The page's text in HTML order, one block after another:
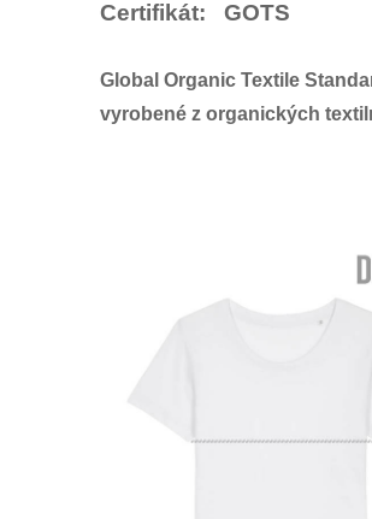
Certifikát: GOTS
Global Organic Textile
vyrobené z organických